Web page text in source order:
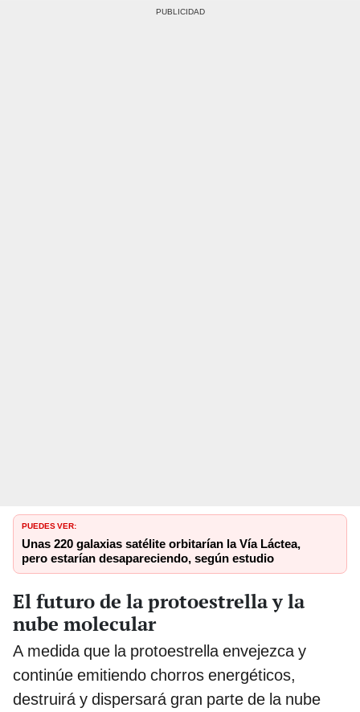
PUEDES VER:
Unas 220 galaxias satélite orbitarían la Vía Láctea,
pero estarían desapareciendo, según estudio
El futuro de la protoestrella y la
nube molecular
A medida que la protoestrella envejezca y
continúe emitiendo chorros energéticos,
destruirá y dispersará gran parte de la nube